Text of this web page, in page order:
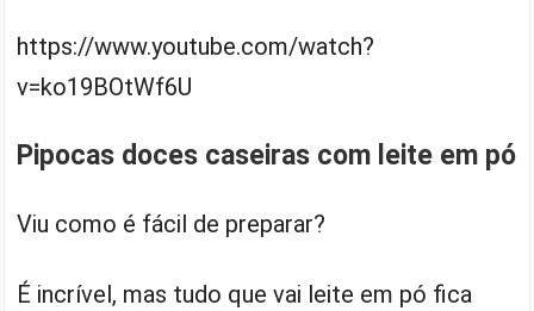
https://www.youtube.com/watch?
v=ko19BOtWf6U
Pipocas doces caseiras com leite em pó
Viu como é fácil de preparar?
É incrível, mas tudo que vai leite em pó fica